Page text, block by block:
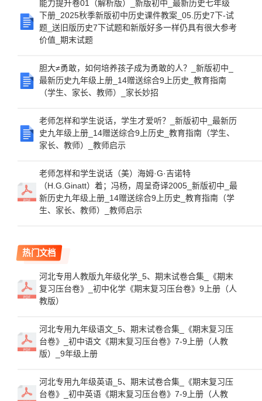
能力提升卷01（解析版）_新版初中_最新历史七年级
下册_2025秋季新版初中历史课件教案_05.历史7下-试
题_送旧版历史7下试题和新版好多一样仍具有很大参考
价值_期末试题
胆大≠勇敢，如何培养孩子成为勇敢的人？_新版初中_
最新历史九年级上册_14赠送综合9上历史_教育指南
（学生、家长、教师）_家长妙招
老师怎样和学生说话，学生才爱听？_新版初中_最新历
史九年级上册_14赠送综合9上历史_教育指南（学生、
家长、教师）_教师启示
老师怎样和学生说话（美）海姆·G·吉诺特
（H.G.Ginatt）着；冯杨，周呈奇译2005_新版初中_最
新历史九年级上册_14赠送综合9上历史_教育指南（学
生、家长、教师）_教师启示
热门文档
河北专用人教版九年级化学_5、期末试卷合集_《期末
复习压台卷》_初中化学《期末复习压台卷》9上册（人
教版）
河北专用九年级语文_5、期末试卷合集_《期末复习压
台卷》_初中语文《期末复习压台卷》7-9上册（人教
版）_9年级上册
河北专用九年级英语_5、期末试卷合集_《期末复习压
台卷》_初中英语《期末复习压台卷》7-9上册（人教